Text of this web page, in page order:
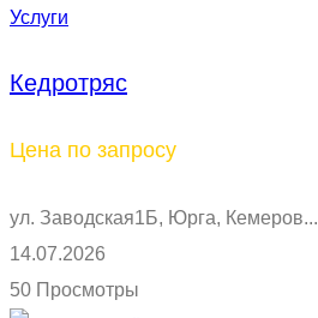
Услуги
Кедротряс
Цена по запросу
ул. Заводская1Б, Юрга, Кемеров...
14.07.2026
50 Просмотры